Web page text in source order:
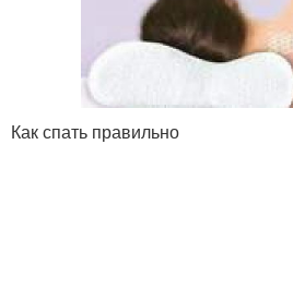
Как спать правильно